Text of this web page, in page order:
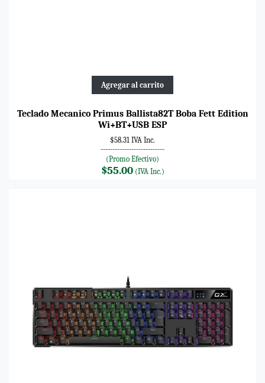
Agregar al carrito
Teclado Mecanico Primus Ballista82T Boba Fett Edition
Wi+BT+USB ESP
$58.31 IVA Inc.
---------------------------
(Promo Efectivo)
$55.00(IVA Inc.)